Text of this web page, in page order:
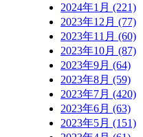
2024年1月 (221)
2023年12月 (77)
2023年11月 (60)
2023年10月 (87)
2023年9月 (64)
2023年8月 (59)
2023年7月 (420)
2023年6月 (63)
2023年5月 (151)